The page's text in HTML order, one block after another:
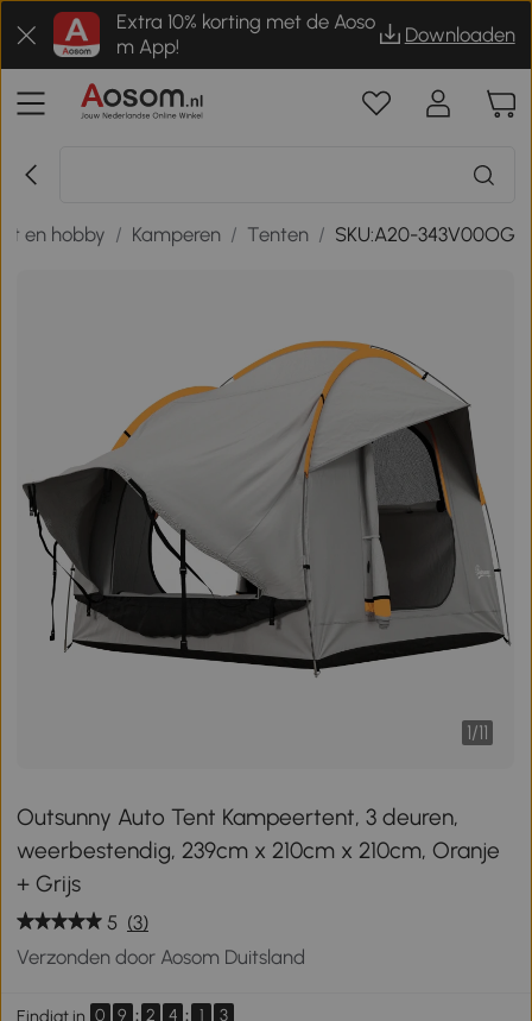
Extra 10% korting met de Aoso
m App!
Downloaden
en hobby / Kamperen / Tenten / SKU:A20-343V00OG
1/11
Outsunny Auto Tent Kampeertent, 3 deuren,
weerbestendig, 239cm x 210cm x 210cm, Oranje
+ Grijs
5 (3)
Verzonden door Aosom Duitsland
Eindigt in 0 9 : 2 4 : 1 3